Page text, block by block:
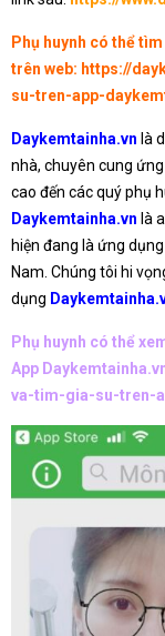
Phụ huynh có thể
trên web: https://
su-tren-app-
Daykemtainha.vn là
nhà, chuyên cung
cao đến các quý phụ
Daykemtainha.vn là
hiện đang là ứng
Nam. Chúng tôi hi
dụng
Phụ huynh có thể
App
va-tim-gia-su-tren-